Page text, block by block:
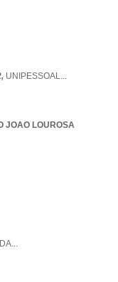
UNIPESSOAL...
JOAO LOUROSA
...